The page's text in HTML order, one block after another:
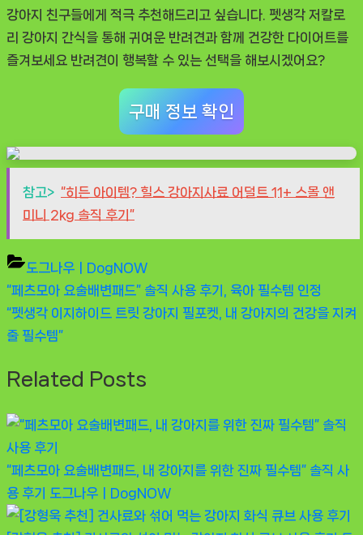
강아지 친구들에게 적극 추천해드리고 싶습니다. 펫생각 저칼로
리 강아지 간식을 통해 귀여운 반려견과 함께 건강한 다이어트를
즐겨보세요 반려견이 행복할 수 있는 선택을 해보시겠어요?
구매 정보 확인
참고> “히든 아이템? 힐스 강아지사료 어덜트 11+ 스몰 앤
미니 2kg 솔직 후기”
도그나우ㅣDogNOW
글
탐
Previous
Post:
“페츠모아 요술배변패드” 솔직 사용 후기, 육아 필수템 인정
Next
Post:
“펫생각 이지하이드 트릿 강아지 필포켓, 내 강아지의 건강을 지켜
줄 필수템”
Related Posts
“페츠모아 요술배변패드, 내 강아지를 위한 진짜 필수템” 솔직 사
용 후기
도그나우ㅣDogNOW